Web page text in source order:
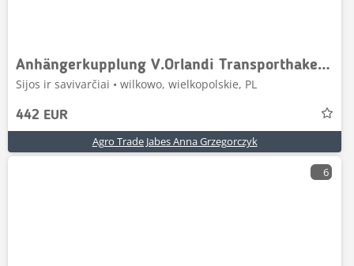
Anhängerkupplung V.Orlandi Transporthaken Merlo Be
Sijos ir savivarčiai • wilkowo, wielkopolskie, PL
442 EUR
Agro Trade Jabes Anna Grzegorczyk
6